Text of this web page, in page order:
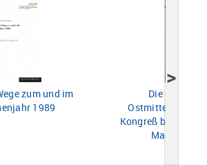
zum und im
1989
Die
Ostmitteleuropa
Kongreß bis zum
Mauer
>